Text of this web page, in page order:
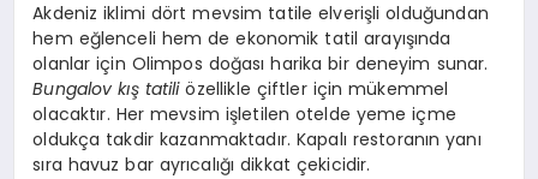
Akdeniz iklimi dört mevsim tatile elverişli olduğundan
hem eğlenceli hem de ekonomik tatil arayışında
olanlar için Olimpos doğası harika bir deneyim sunar.
Bungalov kış tatiliözellikle çiftler için mükemmel
olacaktır. Her mevsim işletilen otelde yeme içme
oldukça takdir kazanmaktadır. Kapalı restoranın yanı
sıra havuz bar ayrıcalığı dikkat çekicidir.